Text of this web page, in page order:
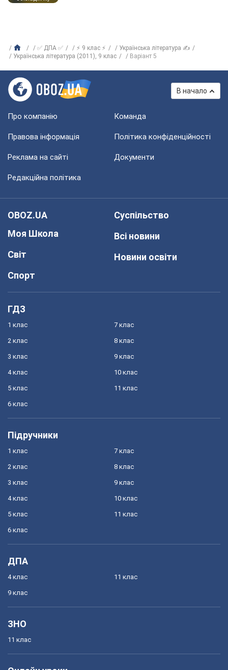
✅ ДПА ✅ ⚡ 9 клас ⚡
Українська література ✍
Українська література (2011), 9 клас
Варіант 5
В начало
Про компанію Команда
Правова інформація Політика конфіденційності
Реклама на сайті Документи
Редакційна політика
OBOZ.UA
Моя Школа
Світ
Спорт
Суспільство
Всі новини
Новини освіти
ГДЗ
1 клас
2 клас
3 клас
4 клас
5 клас
6 клас
7 клас
8 клас
9 клас
10 клас
11 клас
Підручники
1 клас
2 клас
3 клас
4 клас
5 клас
6 клас
7 клас
8 клас
9 клас
10 клас
11 клас
ДПА
4 клас
9 клас
11 клас
ЗНО
11 клас